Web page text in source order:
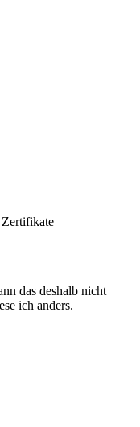
das deshalb nicht
ich anders.